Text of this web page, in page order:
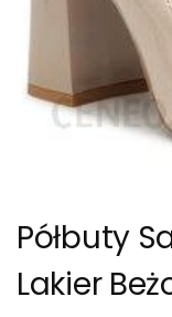
Półbuty
Lakier